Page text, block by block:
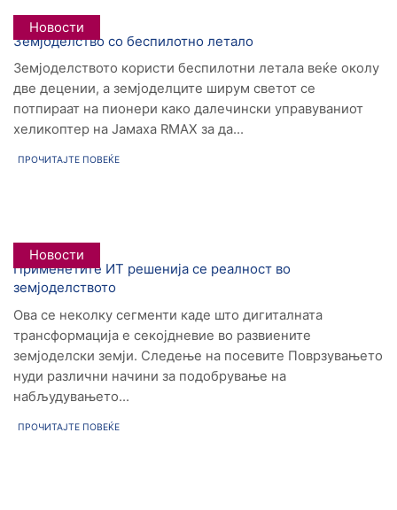
Новости
Земјоделство со беспилотно летало
Земјоделството користи беспилотни летала веќе околу
две децении, а земјоделците ширум светот се
потпираат на пионери како далечински управуваниот
хеликоптер на Јамаха RMAX за да...
ПРОЧИТАЈТЕ ПОВЕЌЕ
Новости
Применетите ИТ решенија се реалност во
земјоделството
Ова се неколку сегменти каде што дигиталната
трансформација е секојдневие во развиените
земјоделски земји. Следење на посевите Поврзувањето
нуди различни начини за подобрување на
набљудувањето...
ПРОЧИТАЈТЕ ПОВЕЌЕ